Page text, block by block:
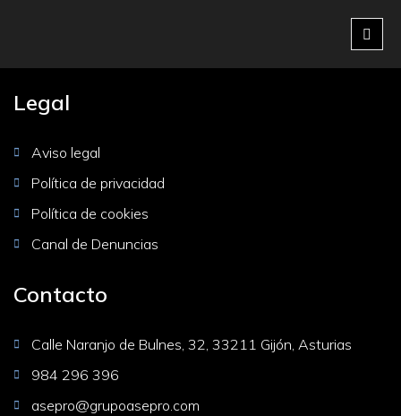
Elementor #3696
Legal
Aviso legal
Política de privacidad
Política de cookies
Canal de Denuncias
Contacto
Calle Naranjo de Bulnes, 32, 33211 Gijón, Asturias
984 296 396
asepro@grupoasepro.com